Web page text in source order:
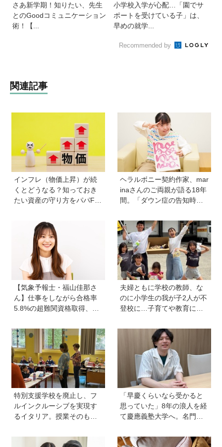
さあ新学期！知りたい、先生
とのGoodコミュニケーション
術！【...
小学校入学が心配…「園でサ
ポートを受けている子」は、
早めの就学...
Recommended by
関連記事
インフレ（物価上昇）が続
くとどうなる？知っておき
たい資産の守り方をパパFP
ヘラルボニー契約作家、mar
inaさんのご両親が語る18年
間。「ダウン症の告知時は
も前に進めた理由は…？ 古
代・宇宙文字のような《mar
ina-moji》が人気！
【気象予報士・福山佳那さ
ん】仕事をしながら合格率
5.8%の超難関資格取得、さ
できる場所」をつくってく
れた両親のもとで挑戦し続
ける心が育った
夫婦ともに学校の教師、な
のに小学生の我が子2人が不
登校に…子育てや教育に悩
「退職しよう」と決意する
特別支援学校を廃止し、フ
ルインクルーシブを実現す
るイタリア。授業そのもの
やすい形に【言語聴覚士 原
「早慶くらいなら受かると
思っていた」8年の浪人を経
て慶應義塾大学へ。名門・
受験の反動からゲーム依存